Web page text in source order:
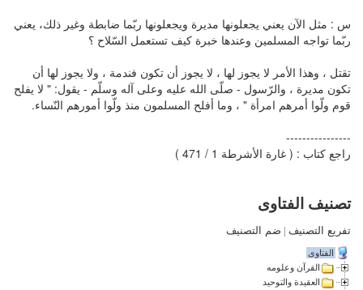
س : مثل الآن يعني يجعلونها مديرة ويجعلونها ربّما ضابطة وغير ذلك، يعني
ربّما تواجه المسلمين وعندها خبرة كيف تستعمل السّلاح ؟
تقتل ، وهذا الأمر لا يجوز لها ، لا يجوز أن تكون فندمة ، ولا يجوز لها أن
تكون مديرة ، والرّسول - صلّى الله عليه وعلى آله وسلّم - يقول: " لا يفلح
قوم ولّوا أمرهم امرأة " ، وما أفلح المسلمون منذ ولّوا أمورهم النّساء.
----------------
راجع كتاب : ( غارة الأشرطة 1 / 471 )
تصنيف الفتاوى
تفريع التصنيف | ضم التصنيف
الفتاوى
القرآن وعلومه
العقيدة والتوحيد